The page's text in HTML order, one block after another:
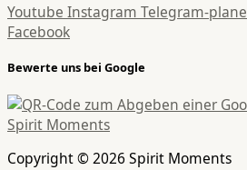
Youtube Instagram Telegram-plane
Facebook
Bewerte uns bei Google
Copyright © 2026 Spirit Moments